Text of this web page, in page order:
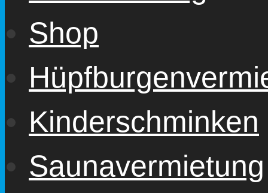
Shop
Kinderschminken
Saunavermietung